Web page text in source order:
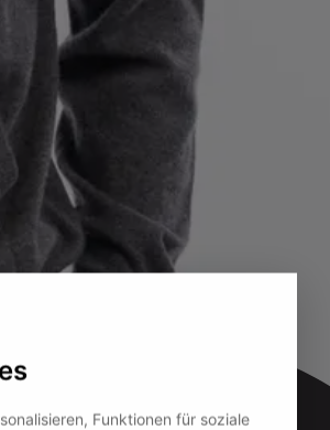
Funktionen für soziale